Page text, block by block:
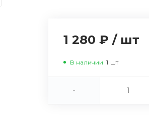
1 280 ₽ / шт
В наличии 1 шт
-